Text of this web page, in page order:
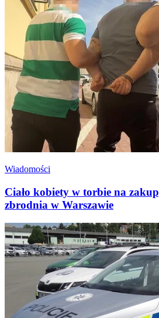
Wiadomości
Ciało kobiety w torbie na
zbrodnia w Warszawie